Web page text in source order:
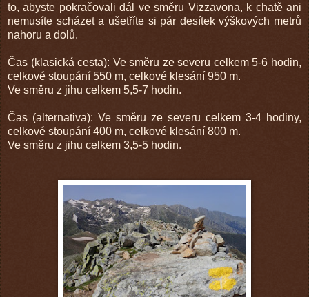
to, abyste pokračovali dál ve směru Vizzavona, k chatě ani
nemusíte scházet a ušetříte si pár desítek výškových metrů
nahoru a dolů.
Čas (klasická cesta): Ve směru ze severu celkem 5-6 hodin,
celkové stoupání 550 m, celkové klesání 950 m.
Ve směru z jihu celkem 5,5-7 hodin.
Čas (alternativa): Ve směru ze severu celkem 3-4 hodiny,
celkové stoupání 400 m, celkové klesání 800 m.
Ve směru z jihu celkem 3,5-5 hodin.